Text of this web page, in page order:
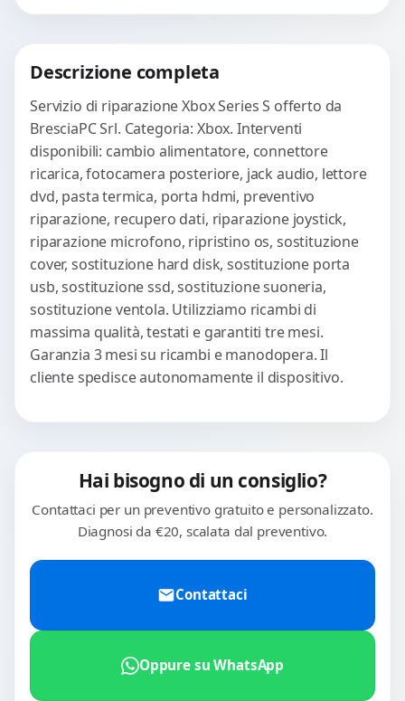
Garantiamo un ripristino completo con
Descrizione completa
Servizio di riparazione Xbox Series S offerto da
BresciaPC Srl. Categoria: Xbox. Interventi
disponibili: cambio alimentatore, connettore
ricarica, fotocamera posteriore, jack audio, lettore
dvd, pasta termica, porta hdmi, preventivo
riparazione, recupero dati, riparazione joystick,
riparazione microfono, ripristino os, sostituzione
cover, sostituzione hard disk, sostituzione porta
usb, sostituzione ssd, sostituzione suoneria,
sostituzione ventola. Utilizziamo ricambi di
massima qualità, testati e garantiti tre mesi.
Garanzia 3 mesi su ricambi e manodopera. Il
cliente spedisce autonomamente il dispositivo.
Hai bisogno di un consiglio?
Contattaci per un preventivo gratuito e personalizzato.
Diagnosi da €20, scalata dal preventivo.
Contattaci
Oppure su WhatsApp